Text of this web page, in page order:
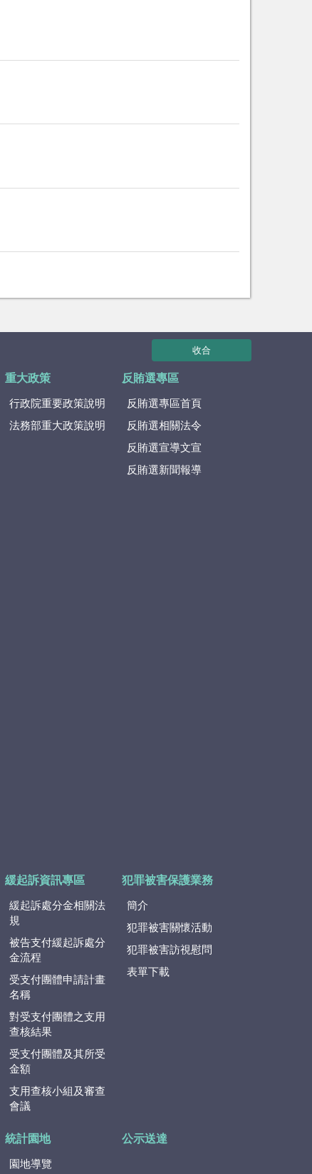
收合
重大政策
行政院重要政策說明
法務部重大政策說明
反賄選專區
反賄選專區首頁
反賄選相關法令
反賄選宣導文宣
反賄選新聞報導
緩起訴資訊專區
緩起訴處分金相關法
規
被告支付緩起訴處分
金流程
受支付團體申請計畫
名稱
對受支付團體之支用
查核結果
受支付團體及其所受
金額
支用查核小組及審查
會議
犯罪被害保護業務
簡介
犯罪被害關懷活動
犯罪被害訪視慰問
表單下載
統計園地
園地導覽
公示送達